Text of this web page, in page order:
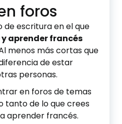
foros
escritura en el que
aprender francés
menos más cortas que
de estar
personas.
en foros de temas
tanto de lo que crees
aprender francés.